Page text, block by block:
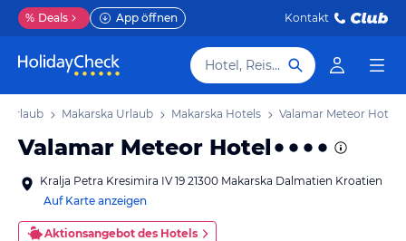
% Deals App öffnen Kontakt
Hotel, Reiseziel
Urlaub Makarska Urlaub Makarska Hotels Valamar Meteor Hotel
Valamar Meteor Hotel
Kralja Petra Kresimira IV 19 21300 Makarska Dalmatien Kroatien
Auf Karte anzeigen
Aktionsangebot des Hotels